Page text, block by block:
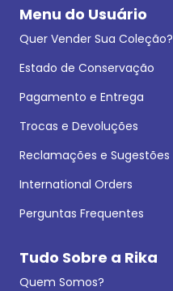
Menu do Usuário
Quer Vender Sua Coleção?
Estado de Conservação
Pagamento e Entrega
Trocas e Devoluções
Reclamações e Sugestões
International Orders
Perguntas Frequentes
Tudo Sobre a Rika
Quem Somos?